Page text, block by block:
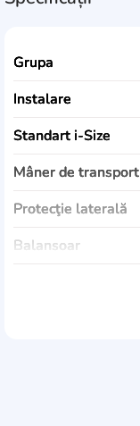
Grupa
Instalare
Standart i-Size
Mâner de transport
Protecţie laterală
Balansoar